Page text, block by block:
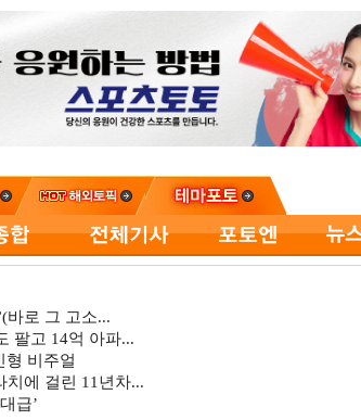
바로 그 고소...
팔고 14억 아파...
비주얼
에 걸린 11년차...
급’